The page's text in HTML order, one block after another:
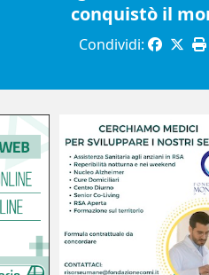
conquistò il
Condividi: